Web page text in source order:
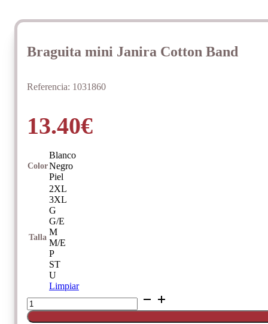
Braguita mini Janira Cotton Band
Referencia: 1031860
13.40€
Color
Blanco
Negro
Piel
Talla
2XL
3XL
G
G/E
M
M/E
P
ST
U
Limpiar
Braguita
mini
Janira